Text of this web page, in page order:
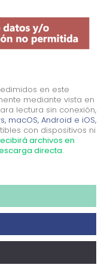
en este
mediante vista en
lectura sin conexión,
macOS, Android e iOS,
con dispositivos ni
archivos en
directa.